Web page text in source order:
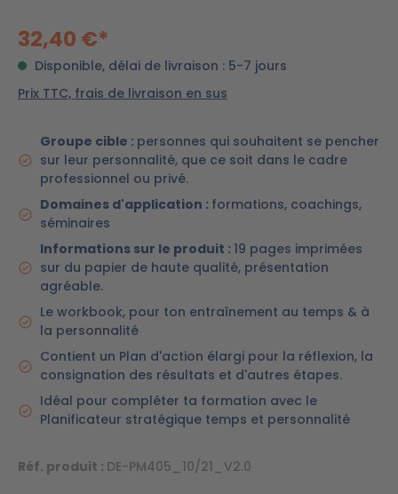
32,40 €*
Disponible, délai de livraison : 5-7 jours
Prix TTC, frais de livraison en sus
Groupe cible : personnes qui souhaitent se pencher
sur leur personnalité, que ce soit dans le cadre
professionnel ou privé.
Domaines d'application : formations, coachings,
séminaires
Informations sur le produit : 19 pages imprimées
sur du papier de haute qualité, présentation
agréable.
Le workbook, pour ton entraînement au temps & à
la personnalité
Contient un Plan d'action élargi pour la réflexion, la
consignation des résultats et d'autres étapes.
Idéal pour compléter ta formation avec le
Planificateur stratégique temps et personnalité
Réf. produit : DE-PM405_10/21_V2.0